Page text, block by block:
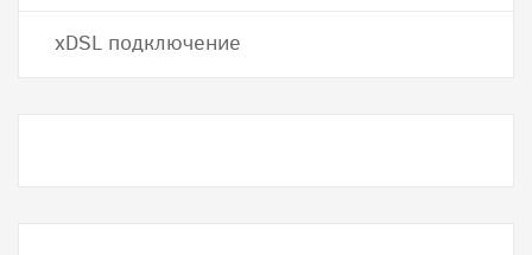
хDSL подключение